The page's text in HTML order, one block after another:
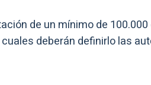
de un mínimo de
deberán definirlo las